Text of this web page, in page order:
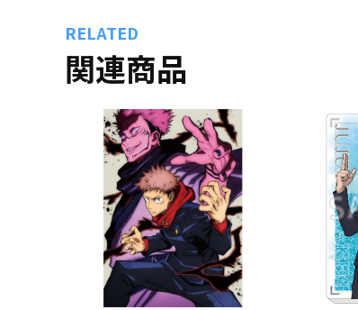
RELATED
関連商品